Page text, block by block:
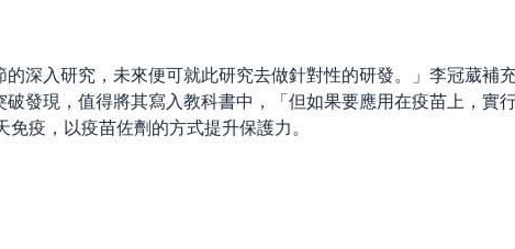
深入研究，未來便可就此研究去做針對性的研發。」李冠葳補
發現，值得將其寫入教科書中，「但如果要應用在疫苗上，實
疫，以疫苗佐劑的方式提升保護力。